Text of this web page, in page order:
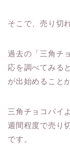
そこで、売り切
過去の「三角チ
応を調べてみると
が出始めること
三角チョコパイ
週間程度で売り
です。